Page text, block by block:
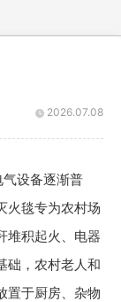
2026.07.08
设备逐渐普
火毯专为农村场
堆积起火、电器
础，农村老人和
置于厨房、杂物